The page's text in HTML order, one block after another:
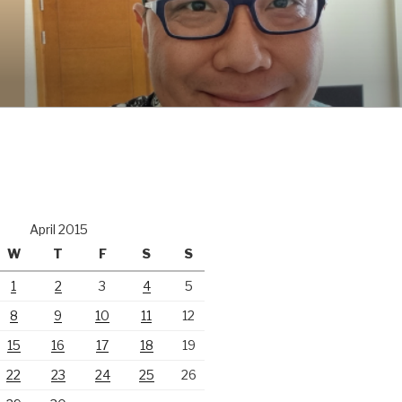
April 2015
W T F S S
1 2 3 4
5
8 9 10 11
12
15 16 17 18
19
22 23 24 25
26